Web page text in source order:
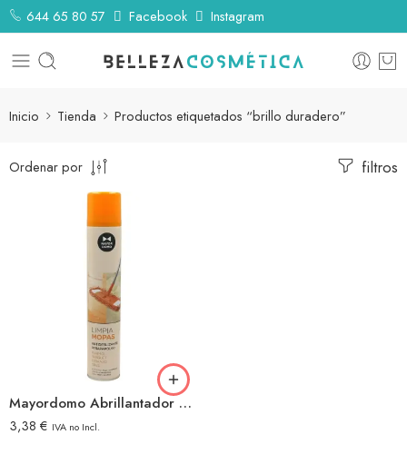
644 65 80 57 Facebook Instagram
Inicio Tienda Productos etiquetados “brillo duradero”
filtros
Ordenar por
Mayordomo Abrillantador Mopas Spray 1l
3,38 € IVA no Incl.